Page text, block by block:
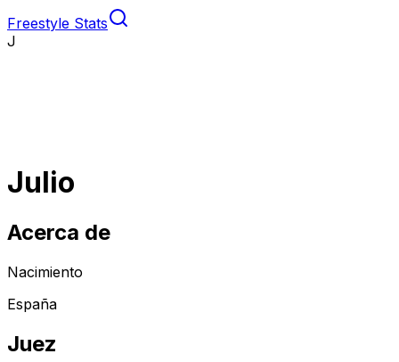
Freestyle Stats
J
Julio
Acerca de
Nacimiento
España
Juez